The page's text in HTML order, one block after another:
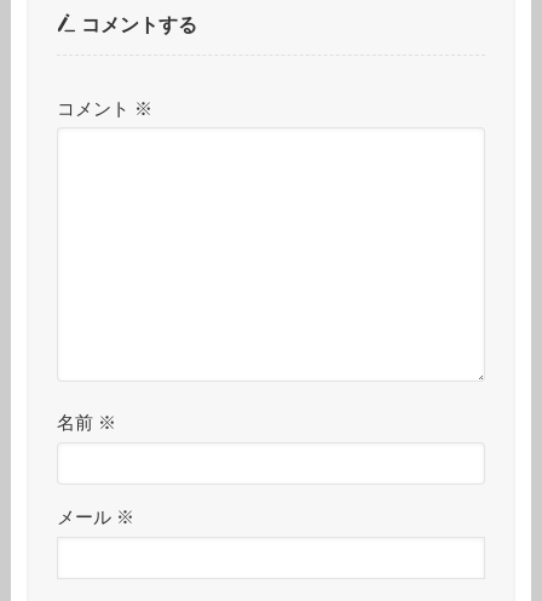
コメントする
コメント ※
名前 ※
メール ※